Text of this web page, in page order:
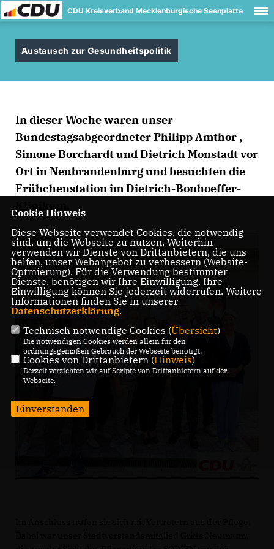
CDU Kreisverband Mecklenburgische Seenplatte
Austausch zur Gesundheitspolitik
In dieser Woche waren unser
Bundestagsabgeordneter Philipp Amthor ,
Simone Borchardt und Dietrich Monstadt vor
Ort in Neubrandenburg und besuchten die
Frühchenstation im Dietrich-Bonhoeffer-
Klinikum.
Cookie Hinweis
Diese Webseite verwendet Cookies, die notwendig
sind, um die Webseite zu nutzen. Weiterhin
verwenden wir Dienste von Drittanbietern, die uns
helfen, unser Webangebot zu verbessern (Website-
Optmierung). Für die Verwendung bestimmter
Dienste, benötigen wir Ihre Einwilligung. Ihre
Einwilligung können Sie jederzeit widerrufen. Weitere
Informationen finden Sie in unserer
Datenschutzerklärung.
Technisch notwendige Cookies (Übersicht)
Die notwendigen Cookies werden allein für den
ordnungsgemäßen Gebrauch der Webseite benötigt.
Cookies von Drittanbietern (Hinweis)
Derzeit verzichten wir auf Scripte von Drittanbietern auf der
Webseite.
Einverstanden